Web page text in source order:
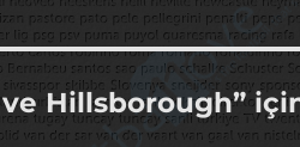
Hillsborough”